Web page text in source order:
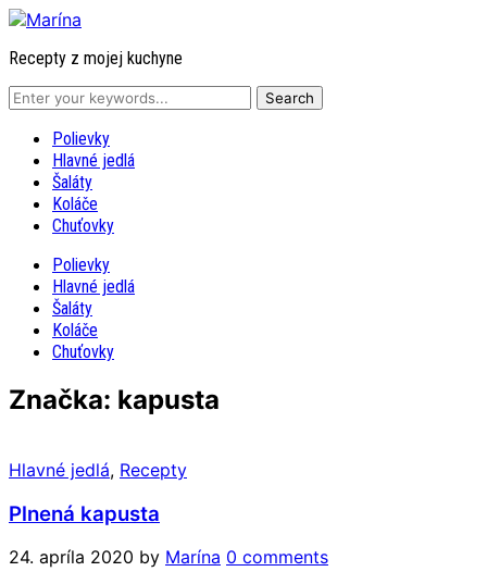
Recepty z mojej kuchyne
Polievky
Hlavné jedlá
Šaláty
Koláče
Chuťovky
Polievky
Hlavné jedlá
Šaláty
Koláče
Chuťovky
Značka: kapusta
Hlavné jedlá, Recepty
Plnená kapusta
24. apríla 2020 by Marína 0 comments